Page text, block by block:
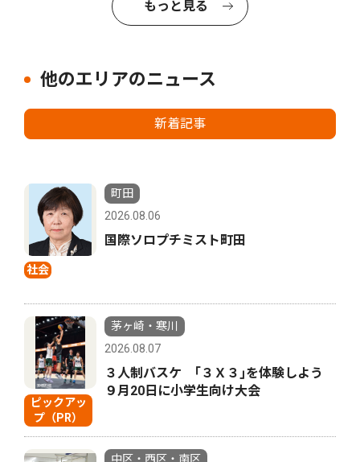
もっと見る
他のエリアのニュース
新着記事
社会
町田
2026.08.06
国際ソロプチミスト町田
ピックアッ
プ（PR）
茅ヶ崎・寒川
2026.08.07
３人制バスケ ｢３Ｘ３｣を体験しよう
９月20日に小学生向け大会
中区・西区・南区